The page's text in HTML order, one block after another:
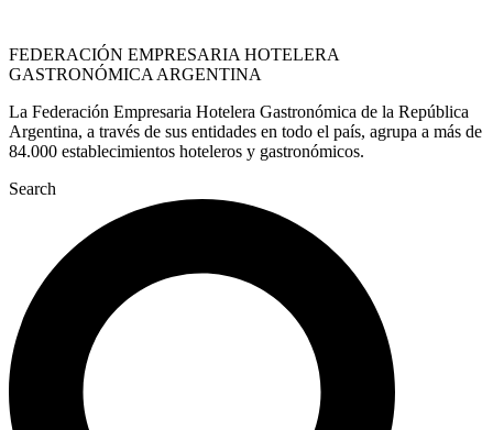
FEDERACIÓN EMPRESARIA HOTELERA
GASTRONÓMICA ARGENTINA
La Federación Empresaria Hotelera Gastronómica de la República
Argentina, a través de sus entidades en todo el país, agrupa a más de
84.000 establecimientos hoteleros y gastronómicos.
Search